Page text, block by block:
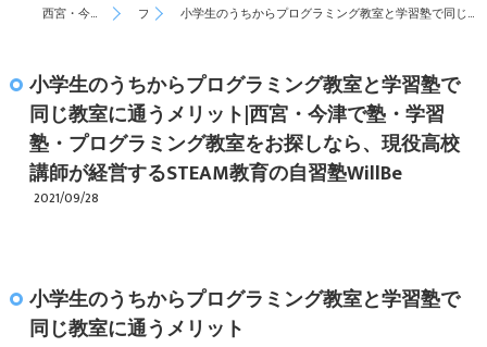
西宮・今津の塾・学習塾は自習塾WillBe ブログ 小学生のうちからプログラミング教室と学習塾で同じ教室に通うメリット|西宮・今津で塾・学習塾・プログラミング教室をお探しなら、現役高校講師が経営するSTEAM教育の自習塾WillBe
小学生のうちからプログラミング教室と学習塾で
同じ教室に通うメリット|西宮・今津で塾・学習
塾・プログラミング教室をお探しなら、現役高校
講師が経営するSTEAM教育の自習塾WillBe
2021/09/28
小学生のうちからプログラミング教室と学習塾で
同じ教室に通うメリット